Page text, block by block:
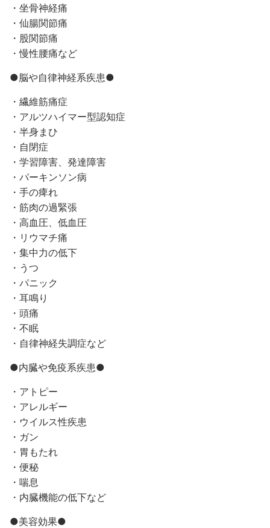
・坐骨神経痛
・仙腸関節痛
・股関節痛
・慢性腰痛など
●脳や自律神経系疾患●
・繊維筋痛症
・アルツハイマー型認知症
・半身まひ
・自閉症
・学習障害、発達障害
・パーキンソン病
・手の痺れ
・筋肉の過緊張
・高血圧、低血圧
・リウマチ痛
・集中力の低下
・うつ
・パニック
・耳鳴り
・頭痛
・不眠
・自律神経失調症など
●内臓や免疫系疾患●
・アトピー
・アレルギー
・ウイルス性疾患
・ガン
・胃もたれ
・便秘
・喘息
・内臓機能の低下など
●美容効果●